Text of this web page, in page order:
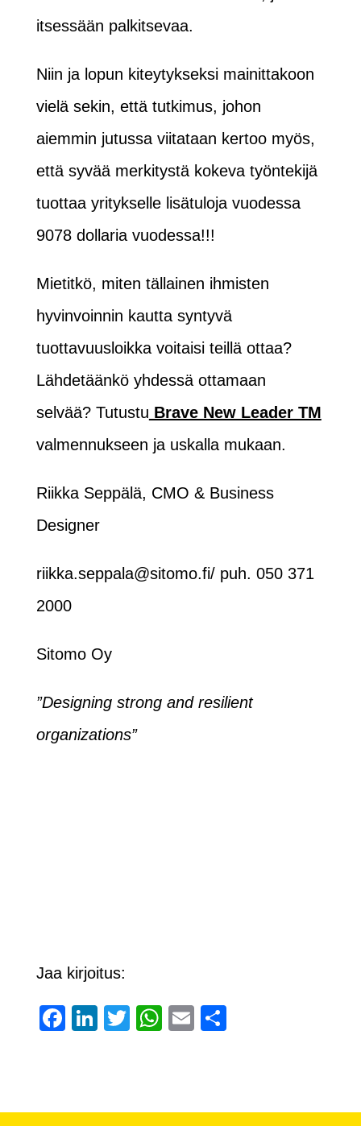
itsessään palkitsevaa.
Niin ja lopun kiteytykseksi mainittakoon
vielä sekin, että tutkimus, johon
aiemmin jutussa viitataan kertoo myös,
että syvää merkitystä kokeva työntekijä
tuottaa yritykselle lisätuloja vuodessa
9078 dollaria vuodessa!!!
Mietitkö, miten tällainen ihmisten
hyvinvoinnin kautta syntyvä
tuottavuusloikka voitaisi teillä ottaa?
Lähdetäänkö yhdessä ottamaan
selvää? Tutustu Brave New Leader TM
valmennukseen ja uskalla mukaan.
Riikka Seppälä, CMO & Business
Designer
riikka.seppala@sitomo.fi/ puh. 050 371
2000
Sitomo Oy
”Designing strong and resilient
organizations”
Jaa kirjoitus:
Facebook
LinkedIn
Twitter
WhatsApp
Email